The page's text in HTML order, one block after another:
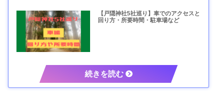
【戸隠神社5社巡り】車でのアクセスと
回り方・所要時間・駐車場など